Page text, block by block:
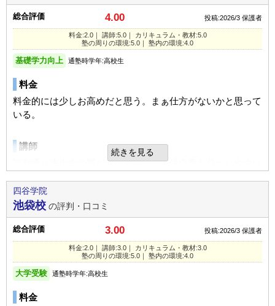
総合評価 4.00 投稿:2026/3 保護者
料金:2.0｜ 講師:5.0｜ カリキュラム・教材:5.0
塾の周りの環境:5.0｜ 塾内の環境:4.0
基礎学力向上 通塾時学年:高校生
料金
料金的には少しお高めだと思う。まぁ仕方がないかと思って
いる。
講師
評判通り先生方の質が良いと思う。子供自身も分かりやすい
カリキュラム
子供に合ったカリキュラムを考えて良くやってくれていると
塾の周りの環境
るのが良い。賑やか過ぎるかとも思ったがビルの上階にある
続きを見る
四谷学院
池袋校 の評判・口コミ
総合評価 3.00 投稿:2026/3 保護者
料金:2.0｜ 講師:3.0｜ カリキュラム・教材:3.0
塾の周りの環境:5.0｜ 塾内の環境:4.0
大学受験 通塾時学年:高校生
料金